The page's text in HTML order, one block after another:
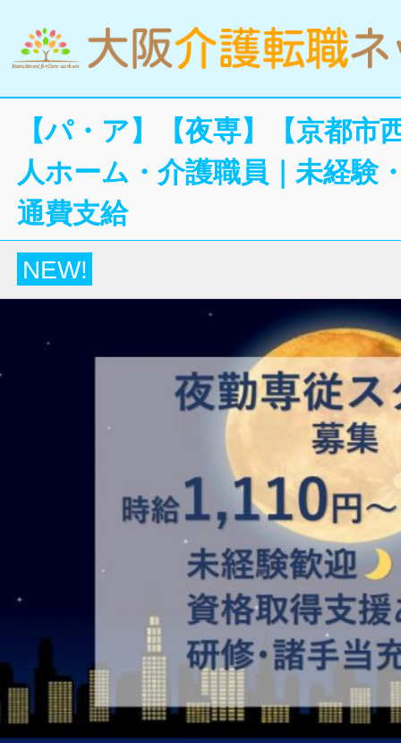
【パ・ア】【夜専】【京都市
人ホーム・介護職員｜未経験
通費支給
NEW!